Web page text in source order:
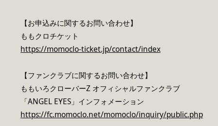
【お申込みに関するお問い合わせ】
ももクロチケット
https://momoclo-ticket.jp/contact/index
【ファンクラブに関するお問い合わせ】
ももいろクローバーZ オフィシャルファンクラブ
「ANGEL EYES」インフォメーション
https://fc.momoclo.net/momoclo/inquiry/public.php